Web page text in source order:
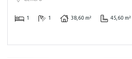
1 1 38,60 m² 45,60 m²